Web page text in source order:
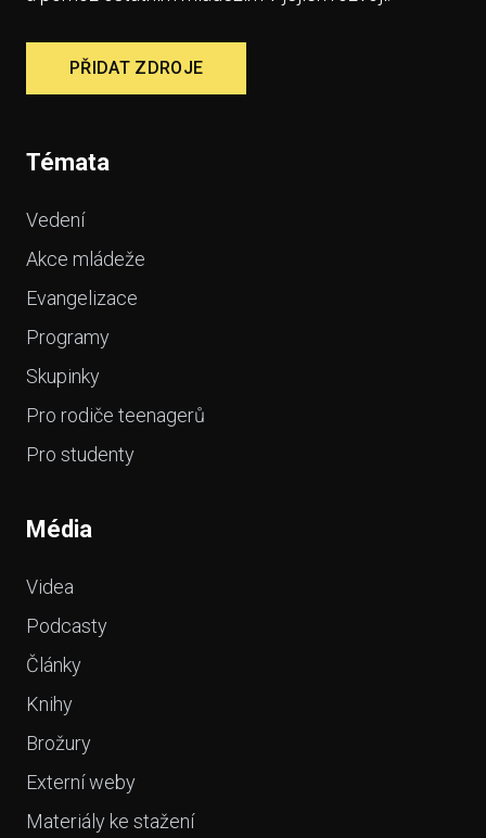
PŘIDAT ZDROJE
Témata
Vedení
Akce mládeže
Evangelizace
Programy
Skupinky
Pro rodiče teenagerů
Pro studenty
Média
Videa
Podcasty
Články
Knihy
Brožury
Externí weby
Materiály ke stažení